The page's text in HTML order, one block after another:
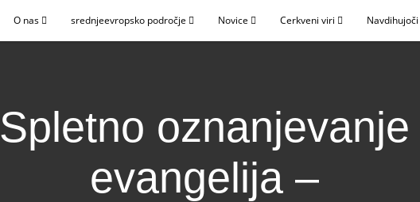
O nas srednjeevropsko področje Novice Cerkveni viri
Spletno oznanjevanje
evangelija –